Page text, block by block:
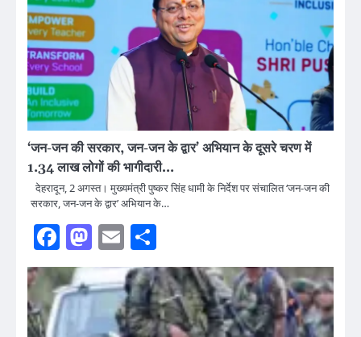
‘जन-जन की सरकार, जन-जन के द्वार’ अभियान के दूसरे चरण में
1.34 लाख लोगों की भागीदारी…
देहरादून, 2 अगस्त। मुख्यमंत्री पुष्कर सिंह धामी के निर्देश पर संचालित ‘जन-जन की
सरकार, जन-जन के द्वार’ अभियान के…
Facebook
Mastodon
Email